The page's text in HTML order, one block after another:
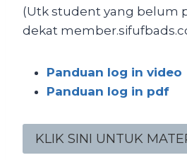
(Utk student yang belum
dekat
Panduan log in video
Panduan log in pdf
KLIK SINI UNTUK